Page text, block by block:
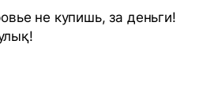
не купишь, за деньги!